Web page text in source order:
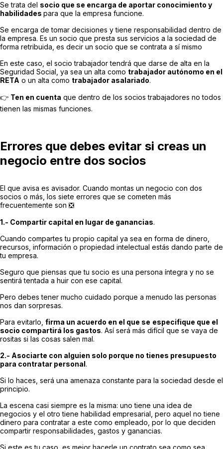
Se trata del socio que se encarga de aportar conocimiento y
habilidades para que la empresa funcione.
Se encarga de tomar decisiones y tiene responsabilidad dentro de
la empresa. Es un socio que presta sus servicios a la sociedad de
forma retribuida, es decir un socio que se contrata a sí mismo
En este caso, el socio trabajador tendrá que darse de alta en la
Seguridad Social, ya sea un alta como trabajador autónomo en el
RETA o un alta como trabajador asalariado.
👉 Ten en cuenta que dentro de los socios trabajadores no todos
tienen las mismas funciones.
Errores que debes evitar si creas un
negocio entre dos socios
El que avisa es avisador. Cuando montas un negocio con dos
socios o más, los siete errores que se cometen más
frecuentemente son ❎
1.- Compartir capital en lugar de ganancias.
Cuando compartes tu propio capital ya sea en forma de dinero,
recursos, información o propiedad intelectual estás dando parte de
tu empresa.
Seguro que piensas que tu socio es una persona íntegra y no se
sentirá tentada a huir con ese capital.
Pero debes tener mucho cuidado porque a menudo las personas
nos dan sorpresas.
Para evitarlo, firma un acuerdo en el que se especifique que el
socio compartirá los gastos. Así será más difícil que se vaya de
rositas si las cosas salen mal.
2.- Asociarte con alguien solo porque no tienes presupuesto
para contratar personal.
Si lo haces, será una amenaza constante para la sociedad desde el
principio.
La escena casi siempre es la misma: uno tiene una idea de
negocios y el otro tiene habilidad empresarial, pero aquel no tiene
dinero para contratar a este como empleado, por lo que deciden
compartir responsabilidades, gastos y ganancias.
Si este es tu caso, es mejor hacerle un contrato sea como sea,